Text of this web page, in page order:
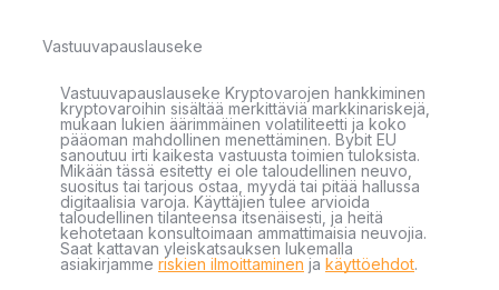
Vastuuvapauslauseke
Vastuuvapauslauseke Kryptovarojen hankkiminen
kryptovaroihin sisältää merkittäviä markkinariskejä,
mukaan lukien äärimmäinen volatiliteetti ja koko
pääoman mahdollinen menettäminen. Bybit EU
sanoutuu irti kaikesta vastuusta toimien tuloksista.
Mikään tässä esitetty ei ole taloudellinen neuvo,
suositus tai tarjous ostaa, myydä tai pitää hallussa
digitaalisia varoja. Käyttäjien tulee arvioida
taloudellinen tilanteensa itsenäisesti, ja heitä
kehotetaan konsultoimaan ammattimaisia neuvojia.
Saat kattavan yleiskatsauksen lukemalla
asiakirjamme riskien ilmoittaminen ja käyttöehdot.